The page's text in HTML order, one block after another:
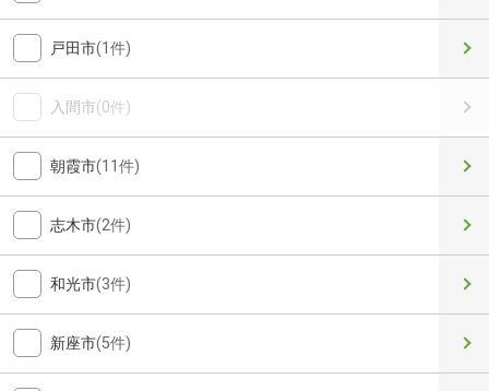
戸田市(1件)
入間市(0件)
朝霞市(11件)
志木市(2件)
和光市(3件)
新座市(5件)